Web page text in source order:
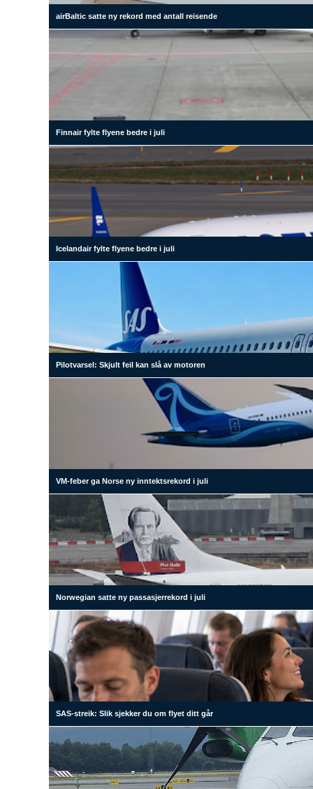
airBaltic satte ny rekord med antall reisende
Finnair fylte flyene bedre i juli
Icelandair fylte flyene bedre i juli
Pilotvarsel: Skjult feil kan slå av motoren
VM-feber ga Norse ny inntektsrekord i juli
Norwegian satte ny passasjerrekord i juli
SAS-streik: Slik sjekker du om flyet ditt går